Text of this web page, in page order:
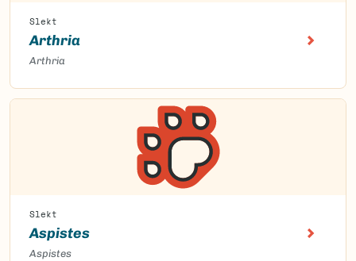
Slekt
Arthria
Arthria
Slekt
Aspistes
Aspistes